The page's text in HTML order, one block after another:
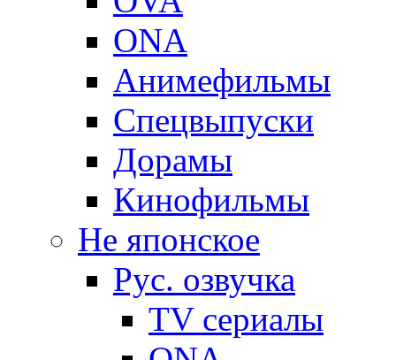
ONA
Анимефильмы
Спецвыпуски
Дорамы
Кинофильмы
Не японское
Рус. озвучка
TV сериалы